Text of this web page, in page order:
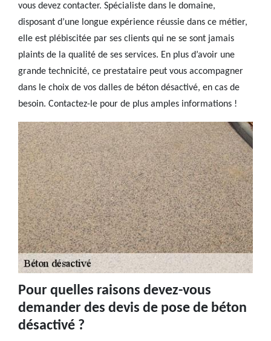
vous devez contacter. Spécialiste dans le domaine,
disposant d’une longue expérience réussie dans ce métier,
elle est plébiscitée par ses clients qui ne se sont jamais
plaints de la qualité de ses services. En plus d’avoir une
grande technicité, ce prestataire peut vous accompagner
dans le choix de vos dalles de béton désactivé, en cas de
besoin. Contactez-le pour de plus amples informations !
Pour quelles raisons devez-vous
demander des devis de pose de béton
désactivé ?